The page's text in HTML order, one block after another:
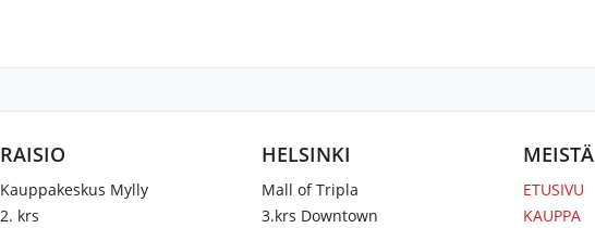
RAISIO
Kauppakeskus Mylly
2. krs
HELSINKI
Mall of Tripla
3.krs Downtown
MEISTÄ
ETUSIVU
KAUPPA